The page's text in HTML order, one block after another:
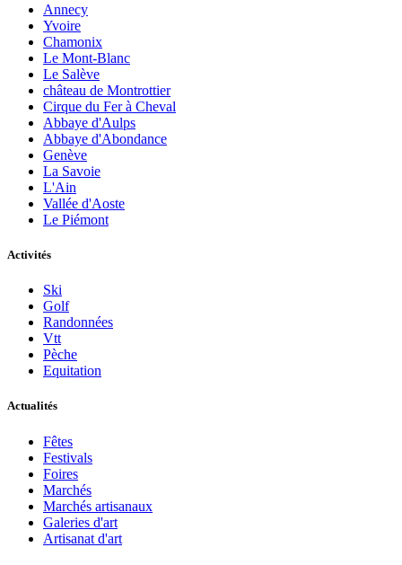
Annecy
Yvoire
Chamonix
Le Mont-Blanc
Le Salève
château de Montrottier
Cirque du Fer à Cheval
Abbaye d'Aulps
Abbaye d'Abondance
Genève
La Savoie
L'Ain
Vallée d'Aoste
Le Piémont
Activités
Ski
Golf
Randonnées
Vtt
Pèche
Equitation
Actualités
Fêtes
Festivals
Foires
Marchés
Marchés artisanaux
Galeries d'art
Artisanat d'art